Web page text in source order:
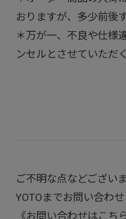
おりますが、多少前後
＊万が一、不良や仕様
ンセルとさせていただ
ご不明な点などござい
YOTOまでお問い合わせ
《お問い合わせはこちら